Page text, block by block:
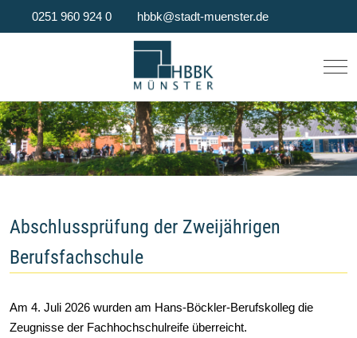
0251 960 924 0 hbbk@stadt-muenster.de
Abschlussprüfung der Zweijährigen
Berufsfachschule
Am 4. Juli 2026 wurden am Hans-Böckler-Berufskolleg die
Zeugnisse der Fachhochschulreife überreicht.